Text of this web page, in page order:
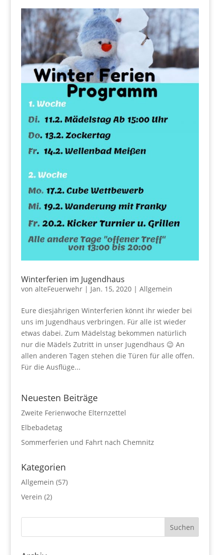
Winterferien im Jugendhaus
von alteFeuerwehr| Jan. 15, 2020| Allgemein
Eure diesjährigen Winterferien könnt ihr wieder bei
uns im Jugendhaus verbringen. Für alle ist wieder
etwas dabei. Zum Mädelstag bekommen natürlich
nur die Mädels Zutritt in unser Jugendhaus 😉 An
allen anderen Tagen stehen die Türen für alle offen.
Für die Ausflüge...
Neuesten Beiträge
Zweite Ferienwoche Elternzettel
Elbebadetag
Sommerferien und Fahrt nach Chemnitz
Kategorien
Allgemein (57)
Verein (2)